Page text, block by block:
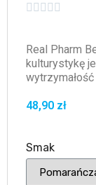
    
Real Pharm
kulturystykę
48,90 zł
Smak